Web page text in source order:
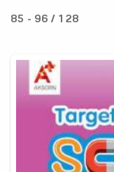
85 - 96 / 128